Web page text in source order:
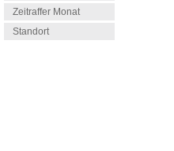
Zeitraffer Monat
Standort